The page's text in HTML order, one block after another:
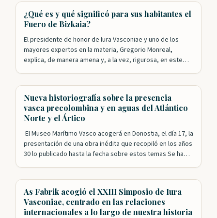
presidido por José Antonio Agirre en la…
¿Qué es y qué significó para sus habitantes el
Fuero de Bizkaia?
El presidente de honor de Iura Vasconiae y uno de los
mayores expertos en la materia, Gregorio Monreal,
explica, de manera amena y, a la vez, rigurosa, en este
Nueva historiografía sobre la presencia
vasca precolombina y en aguas del Atlántico
Norte y el Ártico
El Museo Marítimo Vasco acogerá en Donostia, el día 17, la
presentación de una obra inédita que recopiló en los años
30 lo publicado hasta la fecha sobre estos temas Se ha
As Fabrik acogió el XXIII Simposio de Iura
Vasconiae, centrado en las relaciones
internacionales a lo largo de nuestra historia